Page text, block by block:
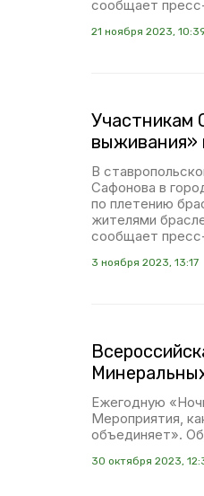
сообщает
21 ноября 2023,
Участникам
выживания»
В
Сафонова в
по плетению
жителями
сообщает
3 ноября 2023, 13:17
Ежегодную
Мероприятия,
объединяет».
30 октября 2023,